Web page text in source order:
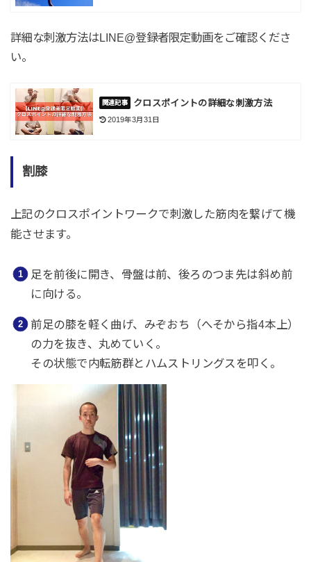
詳細な刺激方法はLINE@登録者限定動画をご確認くださ
い。
クロスポイントの詳細な刺激方法
2019年3月31日
割膝
上記のクロスポイントワークで刺激した筋肉を繋げて機
能させます。
足を前後に開き、骨盤は前、後ろのつま先は斜め前
に向ける。
前足の膝を軽く曲げ、みぞおち（へそから指4本上）
の力を抜き、丸めていく。
その状態で内転筋群とハムストリングスを叩く。